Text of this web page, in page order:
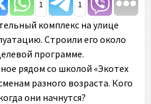
1 1
комплекс на улице
Строили его около
программе.
рядом со школой «Экотех
разного возраста. Кого
они начнутся?